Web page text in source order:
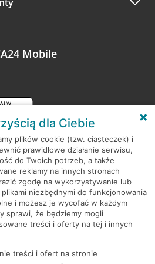
się z nami opinią o wizycie.
Mobile
dla Ciebie
plików cookie (tzw. ciasteczek) i
prawidłowe działanie serwisu,
do Twoich potrzeb, a także
reklamy na innych stronach
zgodę na wykorzystywanie lub
niezbędnymi do funkcjonowania
i możesz je wycofać w każdym
sprawi, że będziemy mogli
treści i oferty na tej i innych
treści i ofert na stronie